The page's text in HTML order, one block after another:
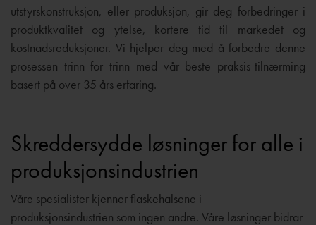
utstyrskonstruksjon, eller produksjon, gir deg forbedringer i
produktkvalitet og ytelse, kortere tid til markedet og
kostnadsreduksjoner. Vi hjelper deg med å forbedre denne
prosessen trinn for trinn med vår beste praksis-tilnærming
basert på over 35 års erfaring.
Skreddersydde løsninger for alle i
produksjonsindustrien
Våre spesialister kjenner flaskehalsene i
produksjonsindustrien som ingen andre. Våre løsninger bidrar